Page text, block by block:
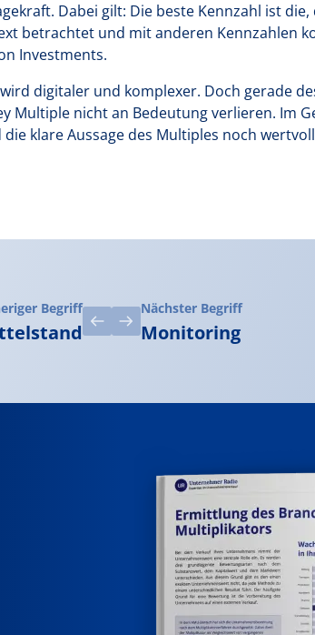
Dabei gilt: Die beste Kennzahl ist
betrachtet und mit anderen Kennzahlen
Investments.
digitaler und komplexer. Doch gerade
Multiple nicht an Bedeutung verlieren. Im
klare Aussage des Multiples noch
Begriff Nächster Begriff
Monitoring